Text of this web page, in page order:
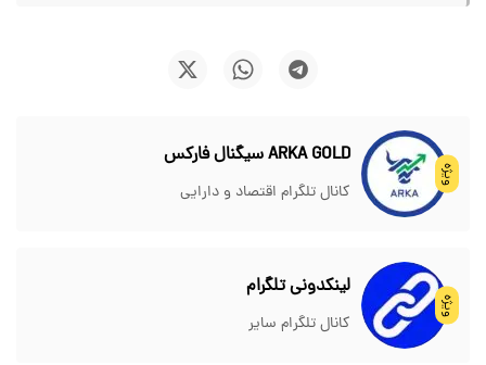
ویژه
ARKA GOLD سیگنال فارکس
کانال تلگرام اقتصاد و دارایی
ویژه
لینکدونی تلگرام
کانال تلگرام سایر